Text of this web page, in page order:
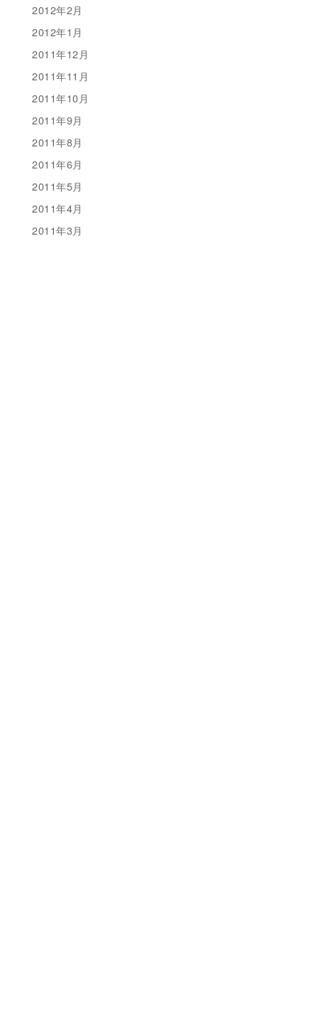
2012年2月
2012年1月
2011年12月
2011年11月
2011年10月
2011年9月
2011年8月
2011年6月
2011年5月
2011年4月
2011年3月